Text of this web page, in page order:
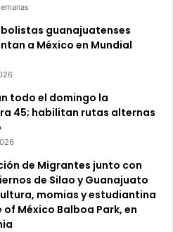
guanajuatenses
a México en Mundial
todo el domingo la
45; habilitan rutas alternas
de Migrantes junto con
de Silao y Guanajuato
momias y estudiantina
of México Balboa Park, en